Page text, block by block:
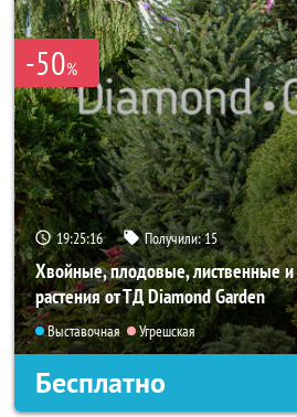
-50%
19:25:15 Получили:15
Хвойные, плодовые, лиственные
растения от ТД Diamond Garden
Выставочная Угрешская
Бесплатно